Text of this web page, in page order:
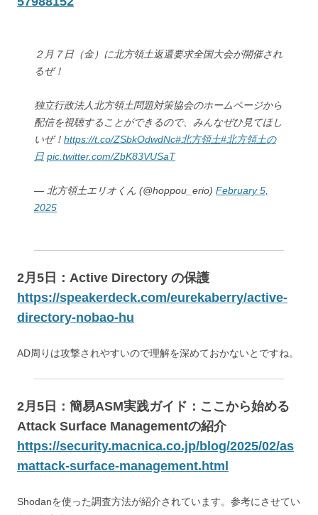
２月７日（金）に北方領土返還要求全国大会が開催され
るぜ！
独立行政法人北方領土問題対策協会のホームページから
配信を視聴することができるので、みんなぜひ見てほし
いぜ！ https://t.co/ZSbkOdwdNc#北方領土#北方領土の
日 pic.twitter.com/ZbK83VUSaT
— 北方領土エリオくん (@hoppou_erio) February 5,
2025
2月5日：Active Directory の保護
https://speakerdeck.com/eurekaberry/active-
directory-nobao-hu
AD周りは攻撃されやすいので理解を深めておかないとですね。
2月5日：簡易ASM実践ガイド：ここから始める
Attack Surface Managementの紹介
https://security.macnica.co.jp/blog/2025/02/as
mattack-surface-management.html
Shodanを使った調査方法が紹介されています。参考にさせてい